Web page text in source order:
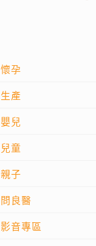
懷孕
生產
嬰兒
兒童
親子
問良醫
影音專區